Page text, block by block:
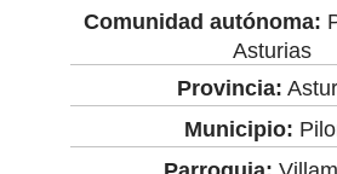
Comunidad autónoma:
Asturias
Provincia:
Municipio: